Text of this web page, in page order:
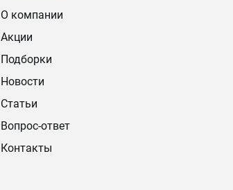
О компании
Акции
Подборки
Новости
Статьи
Вопрос-ответ
Контакты